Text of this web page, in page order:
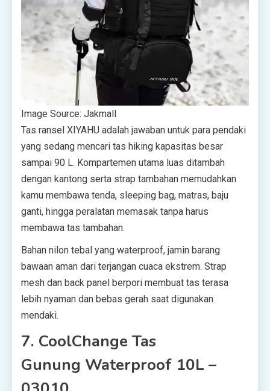
Image Source: Jakmall
Tas ransel XIYAHU adalah jawaban untuk para pendaki
yang sedang mencari tas hiking kapasitas besar
sampai 90 L. Kompartemen utama luas ditambah
dengan kantong serta strap tambahan memudahkan
kamu membawa tenda, sleeping bag, matras, baju
ganti, hingga peralatan memasak tanpa harus
membawa tas tambahan.
Bahan nilon tebal yang waterproof, jamin barang
bawaan aman dari terjangan cuaca ekstrem. Strap
mesh dan back panel berpori membuat tas terasa
lebih nyaman dan bebas gerah saat digunakan
mendaki.
7. CoolChange Tas
Gunung Waterproof 10L –